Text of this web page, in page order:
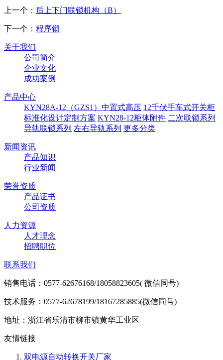
上一个： 后上下门联锁机构（B）
下一个： 程序锁
关于我们
公司简介
企业文化
成功案例
产品中心
KYN28A-12（GZS1）中置式高压 12千伏手车式开关柜
标准化设计定制方案 KYN28-12柜体附件 二次联锁系列
导轨联锁系列 左右导轨系列 更多分类
新闻资讯
产品知识
行业新闻
荣誉资质
产品证书
公司资质
人力资源
人才理念
招聘职位
联系我们
销售电话：0577-62676168/18058823605( 微信同号)
技术服务：0577-62678199/18167285885(微信同号)
地址：浙江省乐清市柳市镇黄华工业区
友情链接
双电源自动转换开关厂家